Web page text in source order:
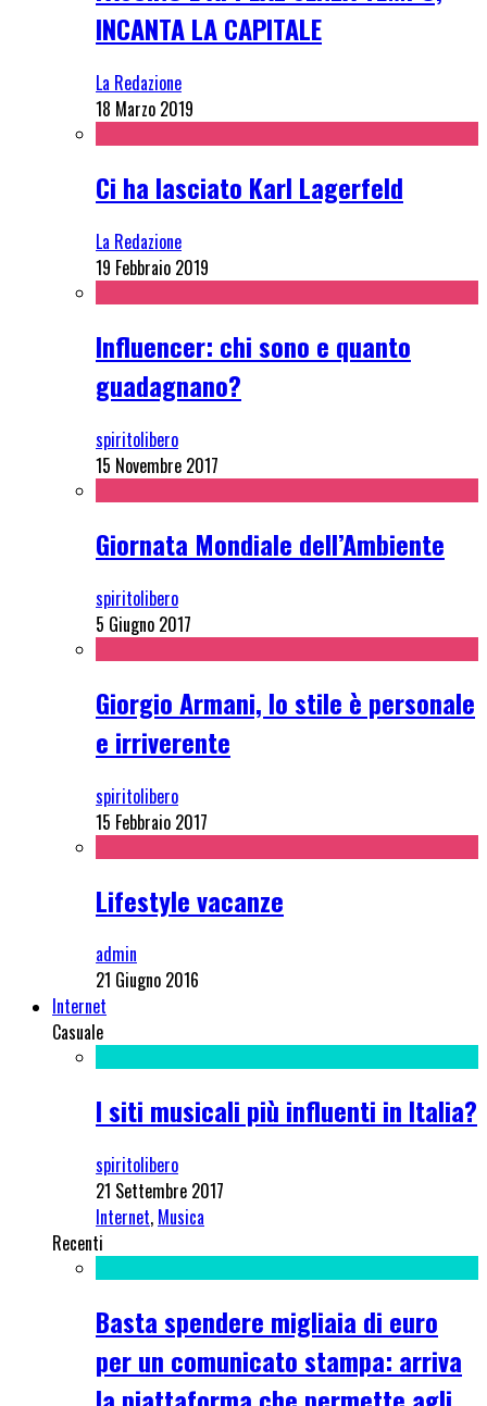
INCANTA LA CAPITALE
La Redazione
18 Marzo 2019
Ci ha lasciato Karl Lagerfeld
La Redazione
19 Febbraio 2019
Influencer: chi sono e quanto
guadagnano?
spiritolibero
15 Novembre 2017
Giornata Mondiale dell’Ambiente
spiritolibero
5 Giugno 2017
Giorgio Armani, lo stile è personale
e irriverente
spiritolibero
15 Febbraio 2017
Lifestyle vacanze
admin
21 Giugno 2016
Internet
Casuale
I siti musicali più influenti in Italia?
spiritolibero
21 Settembre 2017
Internet, Musica
Recenti
Basta spendere migliaia di euro
per un comunicato stampa: arriva